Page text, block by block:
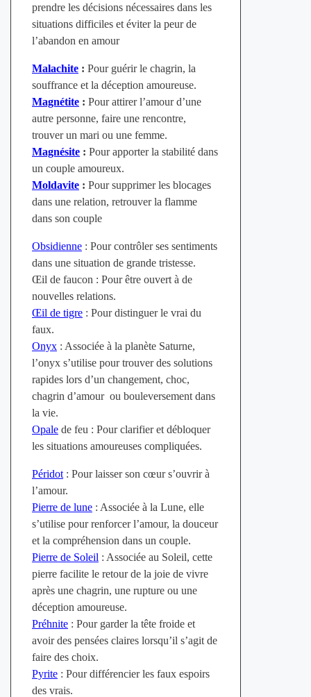
prendre les décisions nécessaires dans les
situations difficiles et éviter la peur de
l’abandon en amour
Malachite: Pour guérir le chagrin, la
souffrance et la déception amoureuse.
Magnétite: Pour attirer l’amour d’une
autre personne, faire une rencontre,
trouver un mari ou une femme.
Magnésite: Pour apporter la stabilité dans
un couple amoureux.
Moldavite: Pour supprimer les blocages
dans une relation, retrouver la flamme
dans son couple
Obsidienne: Pour contrôler ses sentiments
dans une situation de grande tristesse.
Œil de faucon : Pour être ouvert à de
nouvelles relations.
Œil de tigre: Pour distinguer le vrai du
faux.
Onyx: Associée à la planète Saturne,
l’onyx s’utilise pour trouver des solutions
rapides lors d’un changement, choc,
chagrin d’amour ou bouleversement dans
la vie.
Opalede feu : Pour clarifier et débloquer
les situations amoureuses compliquées.
Péridot: Pour laisser son cœur s’ouvrir à
l’amour.
Pierre de lune: Associée à la Lune, elle
s’utilise pour renforcer l’amour, la douceur
et la compréhension dans un couple.
Pierre de Soleil : Associée au Soleil, cette
pierre facilite le retour de la joie de vivre
après une chagrin, une rupture ou une
déception amoureuse.
Préhnite: Pour garder la tête froide et
avoir des pensées claires lorsqu’il s’agit de
faire des choix.
Pyrite: Pour différencier les faux espoirs
des vrais.